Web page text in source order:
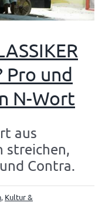
Pro und
N-Wort
aus
streichen,
Contra.
, Kultur &